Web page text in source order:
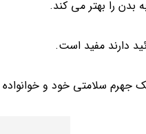
جهرم سلامتی خود و